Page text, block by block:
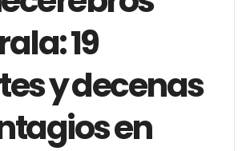
19
y decenas
en